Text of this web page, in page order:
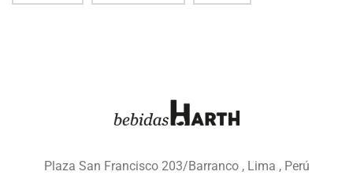
Plaza San Francisco 203/Barranco , Lima , Perú